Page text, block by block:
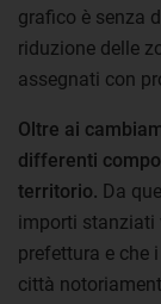
grafico è senza
riduzione delle
assegnati con
Oltre ai
differenti
territorio. Da
importi stanziati
prefettura e che
città